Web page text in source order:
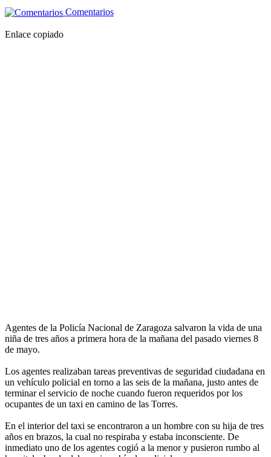
Comentarios
Enlace copiado
Agentes de la Policía Nacional de Zaragoza salvaron la vida de una
niña de tres años a primera hora de la mañana del pasado viernes 8
de mayo.
Los agentes realizaban tareas preventivas de seguridad ciudadana en
un vehículo policial en torno a las seis de la mañana, justo antes de
terminar el servicio de noche cuando fueron requeridos por los
ocupantes de un taxi en camino de las Torres.
En el interior del taxi se encontraron a un hombre con su hija de tres
años en brazos, la cual no respiraba y estaba inconsciente. De
inmediato uno de los agentes cogió a la menor y pusieron rumbo al